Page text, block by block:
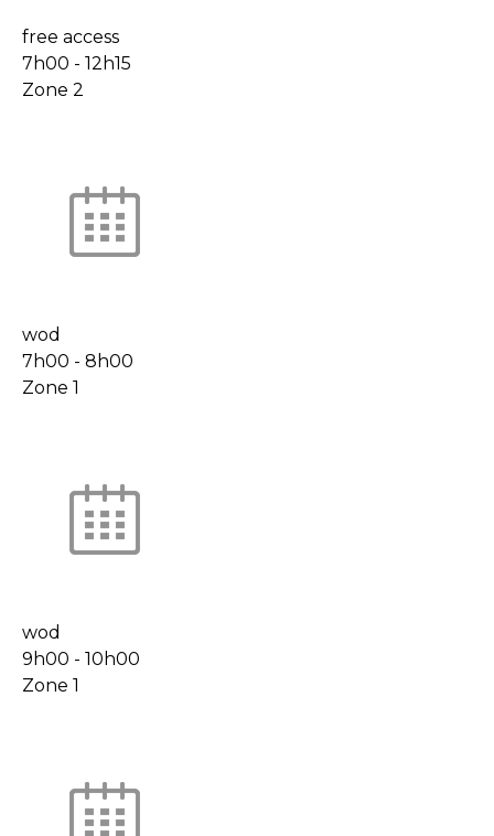
free access
7h00 - 12h15
Zone 2
wod
7h00 - 8h00
Zone 1
wod
9h00 - 10h00
Zone 1